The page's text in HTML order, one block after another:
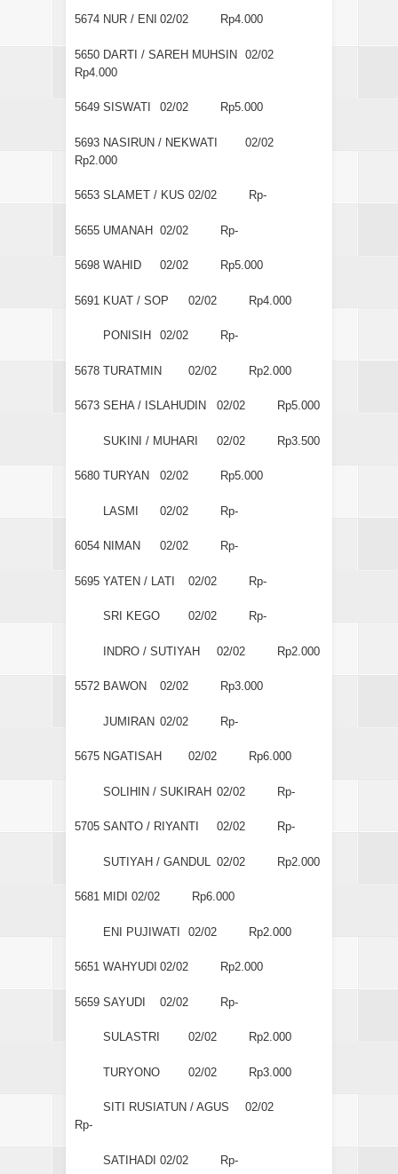
5674 NUR / ENI 02/02 Rp4.000
5650 DARTI / SAREH MUHSIN
02/02
Rp4.000
5649 SISWATI 02/02 Rp5.000
5693 NASIRUN / NEKWATI
02/02
Rp2.000
5653 SLAMET / KUS 02/02 Rp-
5655 UMANAH 02/02 Rp-
5698 WAHID 02/02 Rp5.000
5691 KUAT / SOP 02/02 Rp4.000
PONISIH 02/02 Rp-
5678 TURATMIN 02/02 Rp2.000
5673 SEHA / ISLAHUDIN 02/02 Rp5.000
SUKINI / MUHARI 02/02 Rp3.500
5680 TURYAN 02/02 Rp5.000
LASMI 02/02 Rp-
6054 NIMAN 02/02 Rp-
5695 YATEN / LATI 02/02 Rp-
SRI KEGO 02/02 Rp-
INDRO / SUTIYAH 02/02 Rp2.000
5572 BAWON 02/02 Rp3.000
JUMIRAN 02/02 Rp-
5675 NGATISAH 02/02 Rp6.000
SOLIHIN / SUKIRAH 02/02 Rp-
5705 SANTO / RIYANTI 02/02 Rp-
SUTIYAH / GANDUL 02/02 Rp2.000
5681 MIDI 02/02 Rp6.000
ENI PUJIWATI 02/02 Rp2.000
5651 WAHYUDI 02/02 Rp2.000
5659 SAYUDI 02/02 Rp-
SULASTRI 02/02 Rp2.000
TURYONO 02/02 Rp3.000
SITI RUSIATUN / AGUS
02/02
Rp-
SATIHADI 02/02 Rp-